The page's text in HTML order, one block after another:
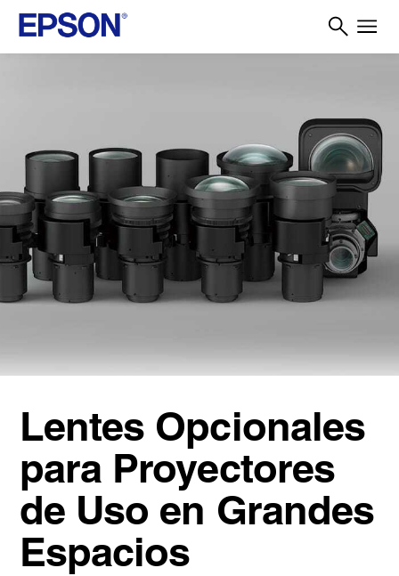
Lentes Opcionales
para Proyectores
de Uso en Grandes
Espacios